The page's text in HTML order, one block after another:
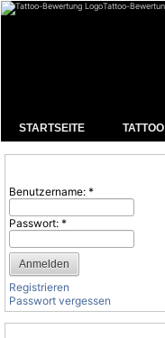
Tattoo-
STARTSEITE
Benutzername: *
Passwort: *
Registrieren
Passwort vergessen